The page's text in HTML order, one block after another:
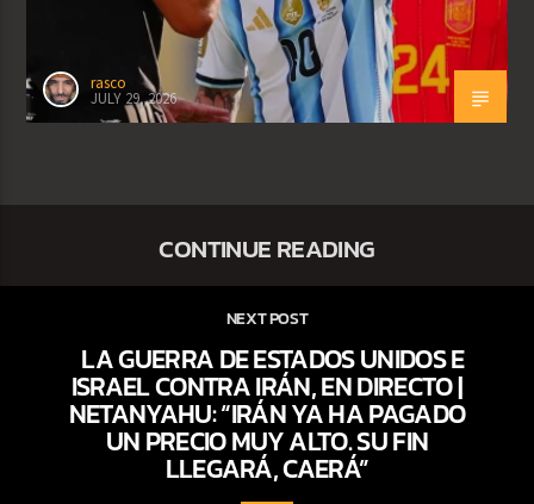
rasco
JULY 29, 2026
CONTINUE READING
NEXT POST
LA GUERRA DE ESTADOS UNIDOS E
ISRAEL CONTRA IRÁN, EN DIRECTO |
NETANYAHU: “IRÁN YA HA PAGADO
UN PRECIO MUY ALTO. SU FIN
LLEGARÁ, CAERÁ”